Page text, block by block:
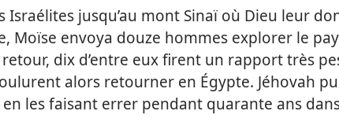
Israélites jusqu’au mont Sinaï où Dieu leur
Moïse envoya douze hommes explorer le
dix d’entre eux firent un rapport très
alors retourner en Égypte. Jéhovah
les faisant errer pendant quarante ans